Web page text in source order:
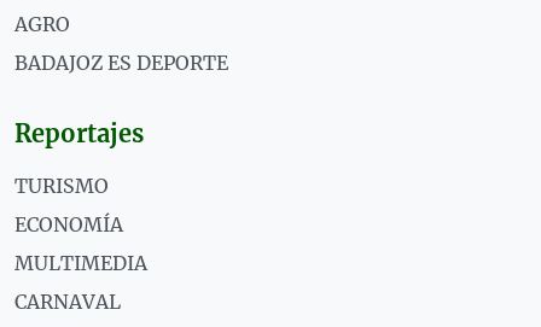
AGRO
BADAJOZ ES DEPORTE
Reportajes
TURISMO
ECONOMÍA
MULTIMEDIA
CARNAVAL